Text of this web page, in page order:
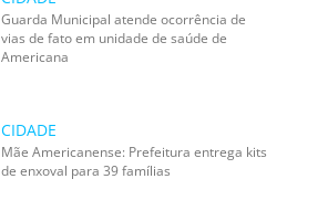
Guarda Municipal atende ocorrência de
vias de fato em unidade de saúde de
Americana
CIDADE
Mãe Americanense: Prefeitura entrega kits
de enxoval para 39 famílias